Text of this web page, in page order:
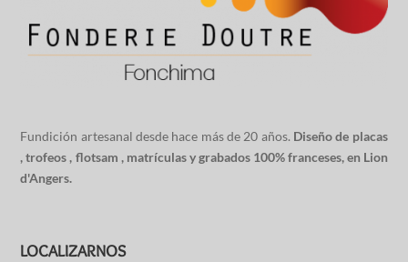
Fundición artesanal desde hace más de 20 años. Diseño de placas
,trofeos, flotsam , matrículas y grabados 100% franceses, en Lion
d'Angers.
LOCALIZARNOS